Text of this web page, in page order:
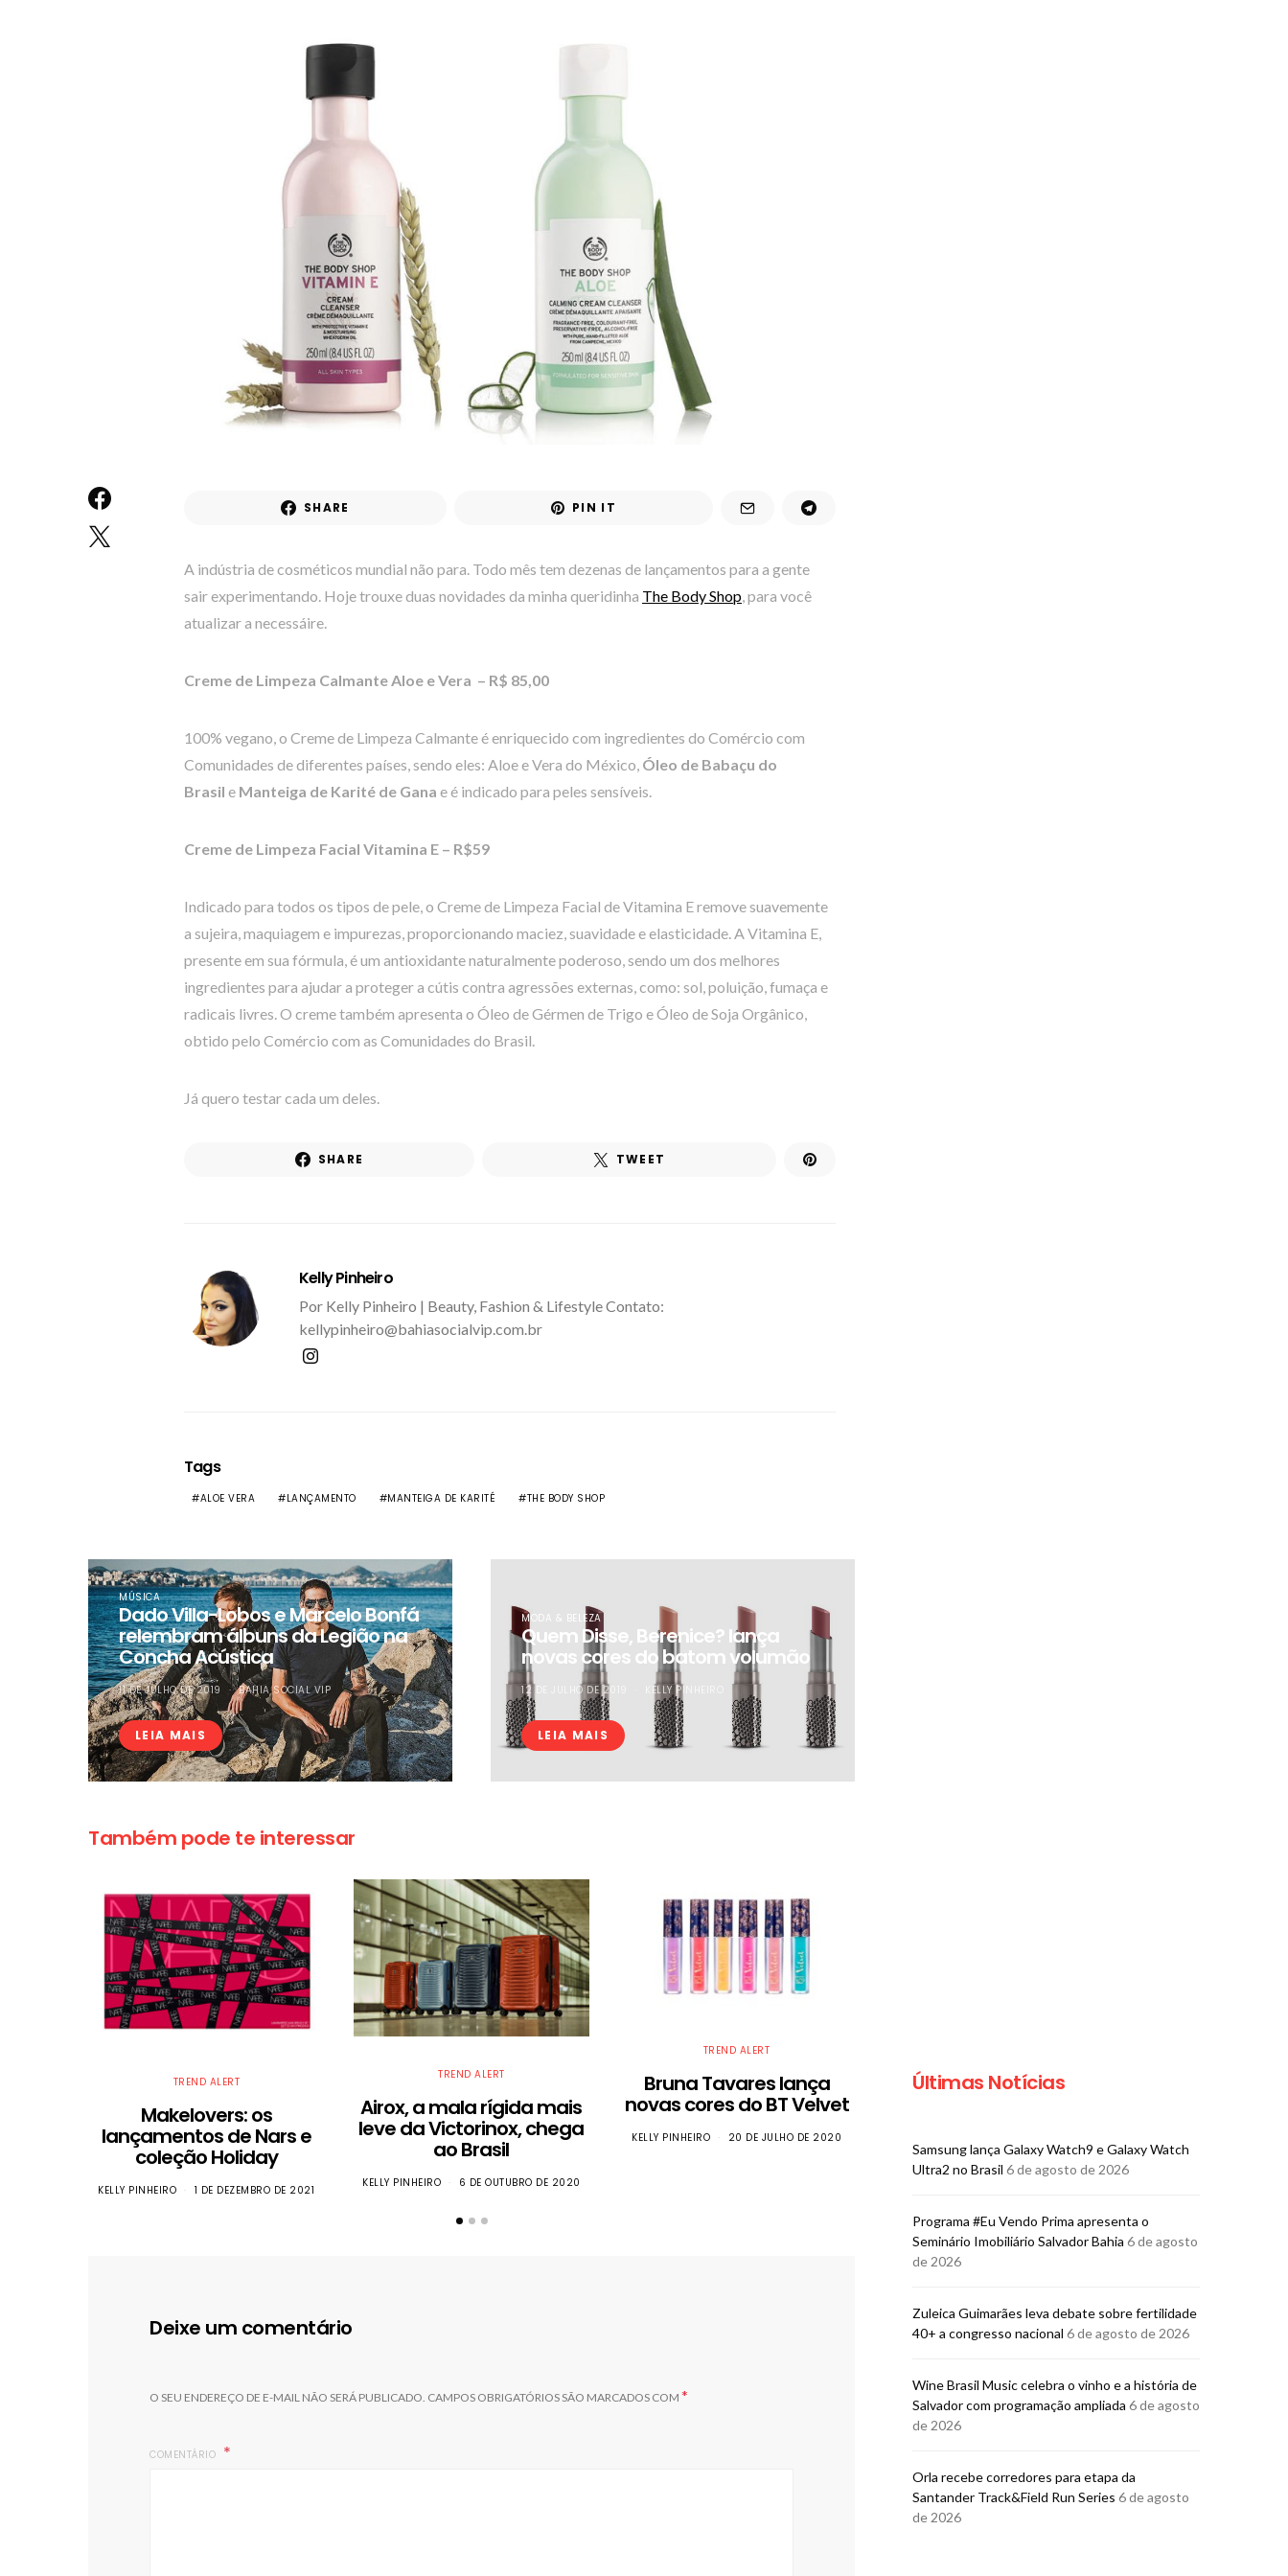
SHARE PIN IT
A indústria de cosméticos mundial não para. Todo mês tem dezenas de lançamentos para a gente
sair experimentando. Hoje trouxe duas novidades da minha queridinha The Body Shop, para você
atualizar a necessáire.
Creme de Limpeza Calmante Aloe e Vera – R$ 85,00
100% vegano, o Creme de Limpeza Calmante é enriquecido com ingredientes do Comércio com
Comunidades de diferentes países, sendo eles: Aloe e Vera do México, Óleo de Babaçu do
Brasil e Manteiga de Karité de Gana e é indicado para peles sensíveis.
Creme de Limpeza Facial Vitamina E – R$59
Indicado para todos os tipos de pele, o Creme de Limpeza Facial de Vitamina E remove suavemente
a sujeira, maquiagem e impurezas, proporcionando maciez, suavidade e elasticidade. A Vitamina E,
presente em sua fórmula, é um antioxidante naturalmente poderoso, sendo um dos melhores
ingredientes para ajudar a proteger a cútis contra agressões externas, como: sol, poluição, fumaça e
radicais livres. O creme também apresenta o Óleo de Gérmen de Trigo e Óleo de Soja Orgânico,
obtido pelo Comércio com as Comunidades do Brasil.
Já quero testar cada um deles.
SHARE TWEET
Kelly Pinheiro
Por Kelly Pinheiro | Beauty, Fashion & Lifestyle Contato:
kellypinheiro@bahiasocialvip.com.br
Tags
ALOE VERA LANÇAMENTO MANTEIGA DE KARITÉ THE BODY SHOP
MÚSICA
Dado Villa-Lobos e Marcelo Bonfá
relembram álbuns da Legião na
Concha Acústica
11 DE JULHO DE 2019 BAHIA SOCIAL VIP
LEIA MAIS
MODA & BELEZA
Quem Disse, Berenice? lança
novas cores do batom volumão
12 DE JULHO DE 2019 KELLY PINHEIRO
LEIA MAIS
Também pode te interessar
TREND ALERT
Makelovers: os
lançamentos de Nars e
coleção Holiday
KELLY PINHEIRO 1 DE DEZEMBRO DE 2021
TREND ALERT
Airox, a mala rígida mais
leve da Victorinox, chega
ao Brasil
KELLY PINHEIRO 6 DE OUTUBRO DE 2020
TREND ALERT
Bruna Tavares lança
novas cores do BT Velvet
KELLY PINHEIRO
20 DE JULHO DE 2020
TREND ALERT
edição limitada
KELLY PINHEIRO
KELLY PINHEIRO
Deixe um comentário
O SEU ENDEREÇO DE E-MAIL NÃO SERÁ PUBLICADO. CAMPOS OBRIGATÓRIOS SÃO MARCADOS COM *
COMENTÁRIO
Últimas Notícias
Samsung lança Galaxy Watch9 e Galaxy Watch
Ultra2 no Brasil 6 de agosto de 2026
Programa #Eu Vendo Prima apresenta o
Seminário Imobiliário Salvador Bahia 6 de agosto
de 2026
Zuleica Guimarães leva debate sobre fertilidade
40+ a congresso nacional 6 de agosto de 2026
Wine Brasil Music celebra o vinho e a história de
Salvador com programação ampliada 6 de agosto
de 2026
Orla recebe corredores para etapa da
Santander Track&Field Run Series 6 de agosto
de 2026